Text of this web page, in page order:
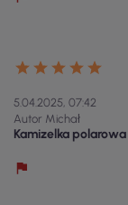
5.04.2025, 07:42
Autor Michał
Kamizelka